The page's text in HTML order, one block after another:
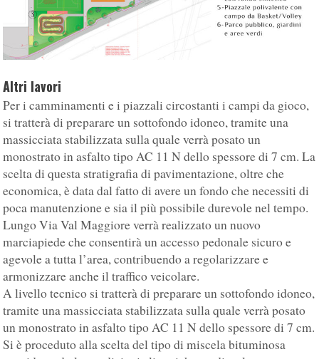
Altri lavori
Per i camminamenti e i piazzali circostanti i campi da gioco,
si tratterà di preparare un sottofondo idoneo, tramite una
massicciata stabilizzata sulla quale verrà posato un
monostrato in asfalto tipo AC 11 N dello spessore di 7 cm. La
scelta di questa stratigrafia di pavimentazione, oltre che
economica, è data dal fatto di avere un fondo che necessiti di
poca manutenzione e sia il più possibile durevole nel tempo.
Lungo Via Val Maggiore verrà realizzato un nuovo
marciapiede che consentirà un accesso pedonale sicuro e
agevole a tutta l’area, contribuendo a regolarizzare e
armonizzare anche il traffico veicolare.
A livello tecnico si tratterà di preparare un sottofondo idoneo,
tramite una massicciata stabilizzata sulla quale verrà posato
un monostrato in asfalto tipo AC 11 N dello spessore di 7 cm.
Si è proceduto alla scelta del tipo di miscela bituminosa